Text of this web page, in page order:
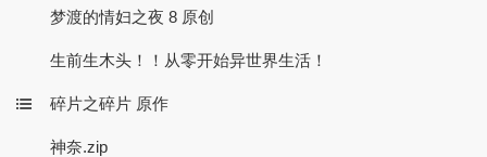
梦渡的情妇之夜 8 原创
生前生木头！！从零开始异世界生活！
碎片之碎片 原作
神奈.zip